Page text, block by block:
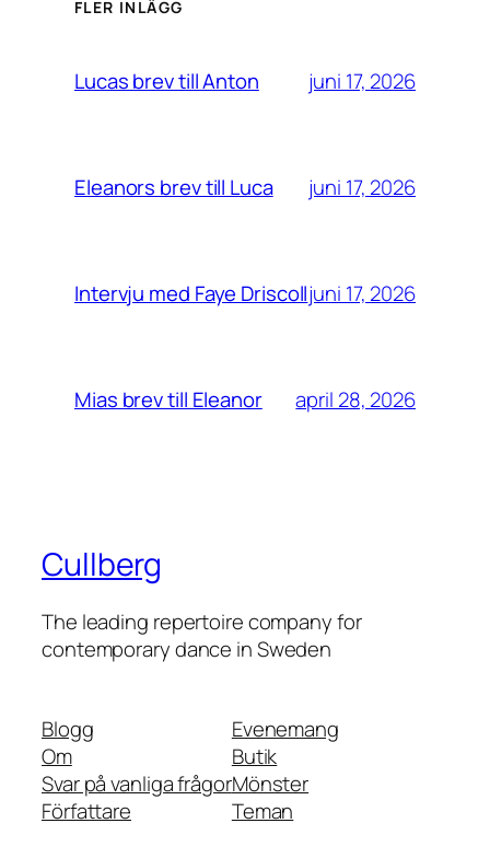
FLER INLÄGG
Lucas brev till Anton juni 17, 2026
Eleanors brev till Luca juni 17, 2026
Intervju med Faye Driscolljuni 17, 2026
Mias brev till Eleanor april 28, 2026
Cullberg
The leading repertoire company for
contemporary dance in Sweden
Blogg
Om
Svar på vanliga frågor
Författare
Evenemang
Butik
Mönster
Teman